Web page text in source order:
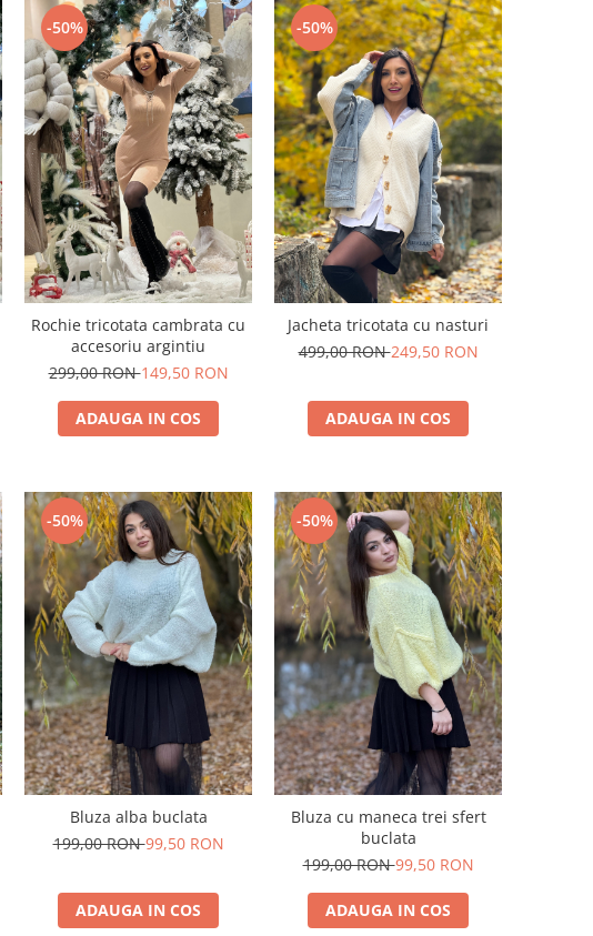
-50%
Rochie tricotata cambrata cu
accesoriu argintiu
299,00 RON149,50 RON
ADAUGA IN COS
-50%
Jacheta tricotata cu nasturi
499,00 RON249,50 RON
ADAUGA IN COS
-50%
Bluza alba buclata
199,00 RON99,50 RON
ADAUGA IN COS
-50%
Bluza cu maneca trei sfert
buclata
199,00 RON99,50 RON
ADAUGA IN COS